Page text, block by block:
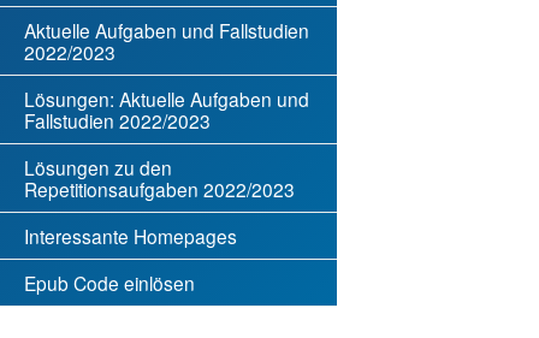
Aktuelle Aufgaben und Fallstudien
2022/2023
Lösungen: Aktuelle Aufgaben und
Fallstudien 2022/2023
Lösungen zu den
Repetitionsaufgaben 2022/2023
Interessante Homepages
Epub Code einlösen